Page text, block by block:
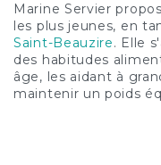
Marine Servier
les plus jeunes, en
Saint-Beauzire. Elle
des habitudes
âge, les aidant à
maintenir un poids